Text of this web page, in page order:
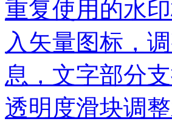
重复使用的水
入矢量图标，
息，文字部分
透明度滑块调